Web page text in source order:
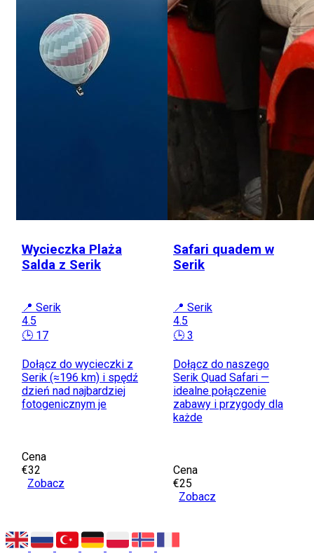
Wycieczka Plaża
Salda z Serik
📍 Serik
4.5
🕒 17
Dołącz do wycieczki z
Serik (≈196 km) i spędź
dzień nad najbardziej
fotogenicznym je
Cena
€32
Zobacz
Safari quadem w
Serik
📍 Serik
4.5
🕒 3
Dołącz do naszego
Serik Quad Safari —
idealne połączenie
zabawy i przygody dla
każde
Cena
€25
Zobacz